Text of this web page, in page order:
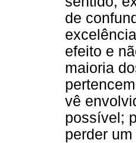
de
efeito e
maioria
vê
possível;
perder